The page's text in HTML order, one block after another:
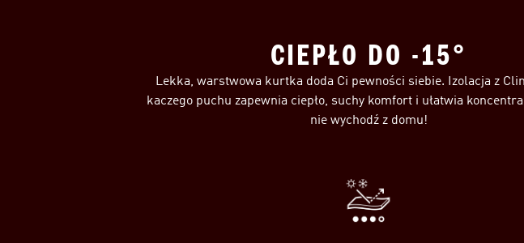
CIEPŁO DO -15°
Lekka, warstwowa kurtka doda Ci pewności siebie. Izolacja z
kaczego puchu zapewnia ciepło, suchy komfort i ułatwia
nie wychodź z domu!